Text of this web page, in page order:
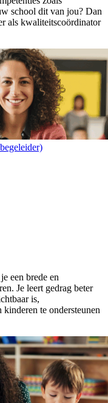
school dit van jou? Dan
als kwaliteitscoördinator
een brede en
Je leert gedrag beter
is,
te ondersteunen